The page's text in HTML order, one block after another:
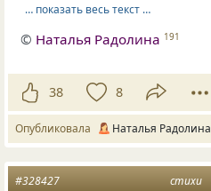
… показать весь текст …
© Наталья Радолина 191
38 8
Опубликовала Наталья Радолина
стихи
#328427